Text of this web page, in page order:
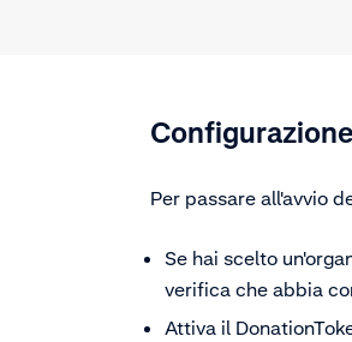
Per passare all'avvio
Se hai scelto
verifica che abbia
Attiva il